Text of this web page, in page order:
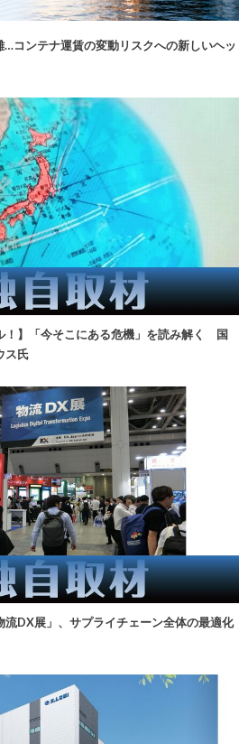
…コンテナ運賃の変動リスクへの新しいヘッ
！】「今そこにある危機」を読み解く 国
ス氏
流DX展」、サプライチェーン全体の最適化